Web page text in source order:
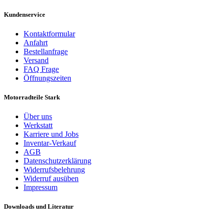
Kundenservice
Kontaktformular
Anfahrt
Bestellanfrage
Versand
FAQ Frage
Öffnungszeiten
Motorradteile Stark
Über uns
Werkstatt
Karriere und Jobs
Inventar-Verkauf
AGB
Datenschutzerklärung
Widerrufsbelehrung
Widerruf ausüben
Impressum
Downloads und Literatur